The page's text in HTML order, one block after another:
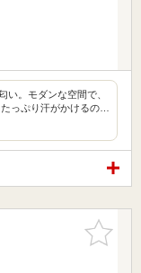
い。モダンな空間で、
っぷり汗がかけるの…
お気に入
りに追加